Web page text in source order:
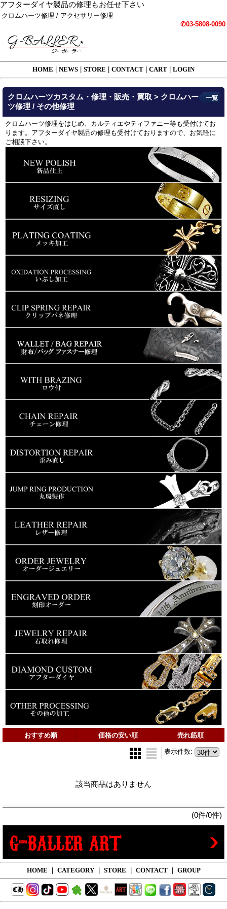
アフターダイヤ製品の修理もお任せ下さい
クロムハーツ修理 / アクセサリー修理
✆03-5808-0090
HOME NEWS STORE CONTACT CART LOGIN
クロムハーツカスタム・修理・販売・買取 > クロムハー
ツ修理 / その他修理
クロムハーツ修理をはじめ、カルティエやティファニー等も受付けてお
ります。アフターダイヤ製品の修理も受付けておりますので、お気軽に
ご相談下さい。
一覧
おすすめ順 価格の安い順 売れ筋順
表示件数:
該当商品はありません
(0件/0件)
HOME CATEGORY STORE CONTACT GROUP